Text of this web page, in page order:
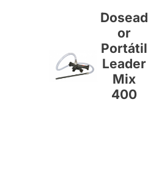
Dosead
or
Portátil
Leader
Mix
400